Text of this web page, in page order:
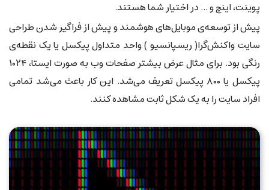
پوینت، اینچ و ... در اختیار شما هستند.
پیش از توسعه‌ی موبایل‌های هوشمند و پیش از فراگیر شدن طراحی
سایت واکنش‌گرا( ریسپانسیو ) واحد متداول پیکسل یا یک نقطه‌ی
رنگی بود. برای مثال عرض بیشتر صفحات وب به صورت ایستا، ۱۰۲۴
پیکسل یا ۸۰۰ پیکسل تعریف می‌شد. این کار باعث می‌شد تمامی
افراد سایت را به یک شکل ثابت مشاهده کنند.